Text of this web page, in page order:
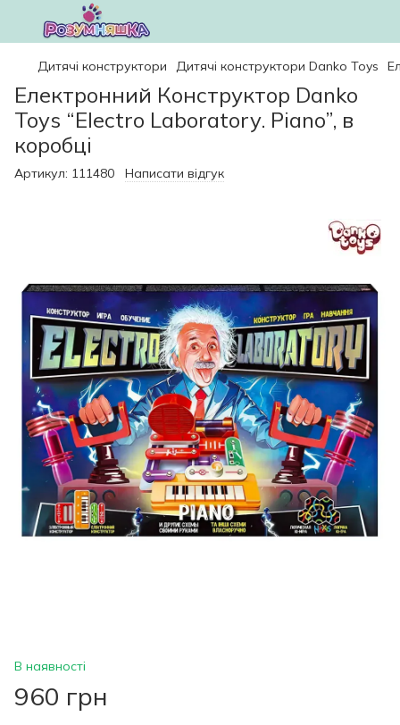
Дитячі конструктори Дитячі конструктори Danko Toys
Електронний Конструктор Danko
Toys “Electro Laboratory. Piano”, в
коробці
Артикул: 111480 Написати відгук
В наявності
960 грн